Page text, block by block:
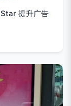
提升广告